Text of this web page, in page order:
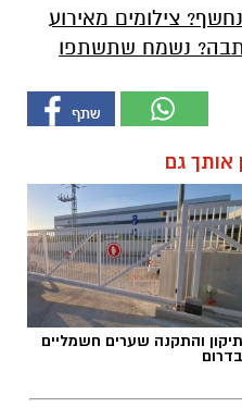
צילומים מאירוע
נשמח שתשתפו
אותך גם
תיקון והתקנה שערים חשמליים
בדרום